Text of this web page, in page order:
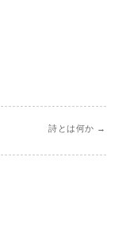
詩とは何か →